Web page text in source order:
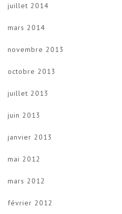
juillet 2014
mars 2014
novembre 2013
octobre 2013
juillet 2013
juin 2013
janvier 2013
mai 2012
mars 2012
février 2012